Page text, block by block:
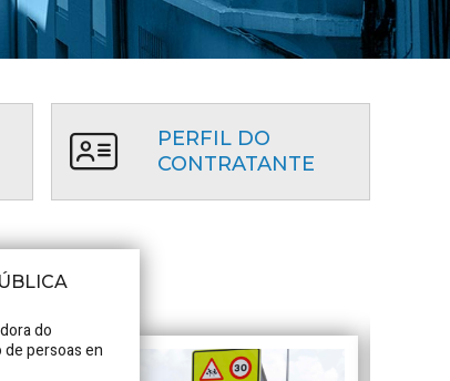
PERFIL DO
CONTRATANTE
do
persoas en